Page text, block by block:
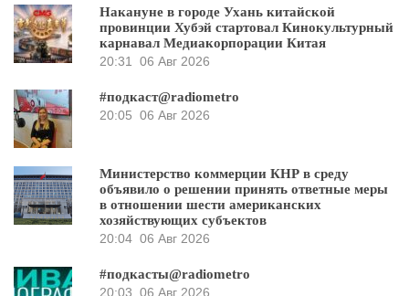
Накануне в городе Ухань китайской
провинции Хубэй стартовал Кинокультурный
карнавал Медиакорпорации Китая
20:31
06 Авг 2026
#подкаст@radiometro
20:05 06 Авг 2026
Министерство коммерции КНР в среду
объявило о решении принять ответные меры
в отношении шести американских
хозяйствующих субъектов
20:04 06 Авг 2026
#подкасты@radiometro
20:03 06 Авг 2026